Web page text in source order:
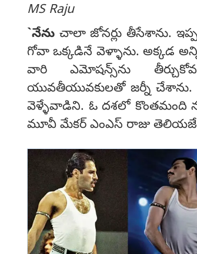
MS Raju
`నేను చాలా జోన‌ర్లు తీసేశాను.
గోవా ఒక్క‌డినే వెళ్ళాను. అక్క‌డ
వారి ఎమోష‌న్స్‌ను
యువ‌తీయువ‌కులతో జ‌ర్నీ
వెళ్ళేవాడిని. ఓ ద‌శ‌లో కొంత‌మంది
మూవీ మేకర్ ఎంఎస్ రాజు